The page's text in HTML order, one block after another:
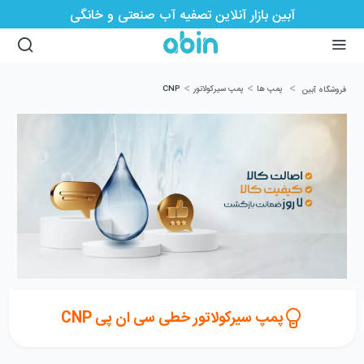
آبین بازار آنلاین تصفیه آب صنعتی و خانگی
فروشگاه آبین > پمپ ها > پمپ سیرکولاتور >
CNP
پمپ سیرکولاتور خطی سی ان پی CNP